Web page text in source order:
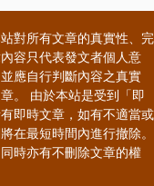
對所有文章的真實性、完
容只代表發文者個人意
應自行判斷內容之真實
。 由於本站是受到「即
即時文章，如有不適當或
在最短時間內進行撤除。
時亦有不刪除文章的權